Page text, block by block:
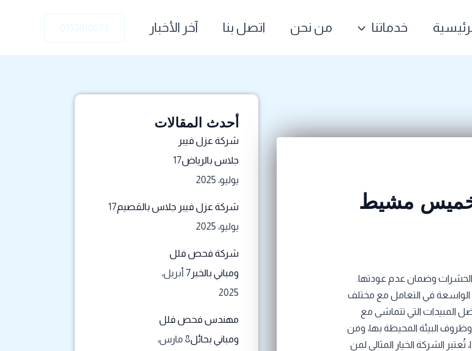
خدماتنا من نحن اتصل بنا آخر الأخبار 0550910072
مشيط
وضمان عدم عودتها.
الواسعة في التعامل مع مختلف
المبيدات التي تتماشى مع
وظروف البيئة المحيطة بها، ومن
الشركة الخيار المثالي لمن
أحدث المقالات
شركة عزل فيبر
جلاس بالرياض17
يوليو، 2025
شركة عزل فيبر جلاس بالقصيم17
يوليو، 2025
شركة فحص فلل
ومباني بالخبر
7 أبريل،
2025
مهندس فحص فلل
ومباني بحائل
8 مارس،